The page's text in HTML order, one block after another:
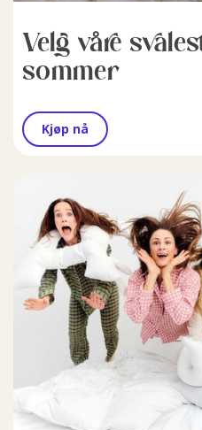
Velg våre
sommer
Kjøp nå